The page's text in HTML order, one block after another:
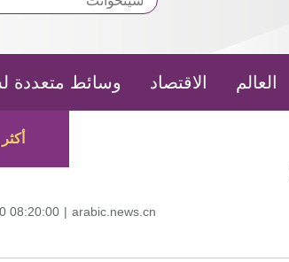
العالم الاقتصاد وسائط متعددة
أكثر
08:20:00 | arabic.news.cn